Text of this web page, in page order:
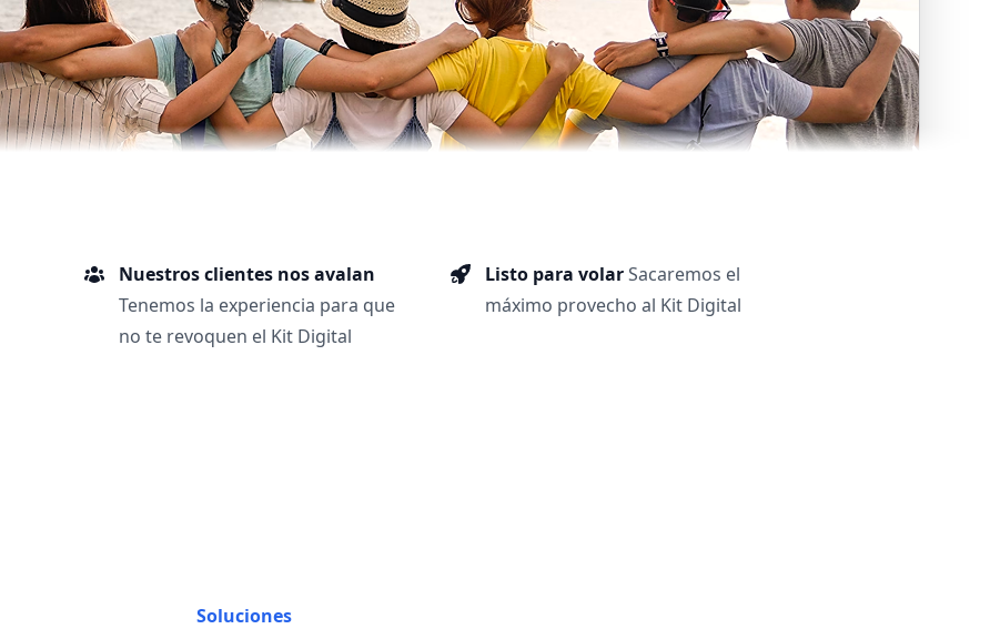
Nuestros clientes nos avalan
Tenemos la experiencia para que
no te revoquen el Kit Digital
Listo para volarSacaremos el
máximo provecho al Kit Digital
Soluciones